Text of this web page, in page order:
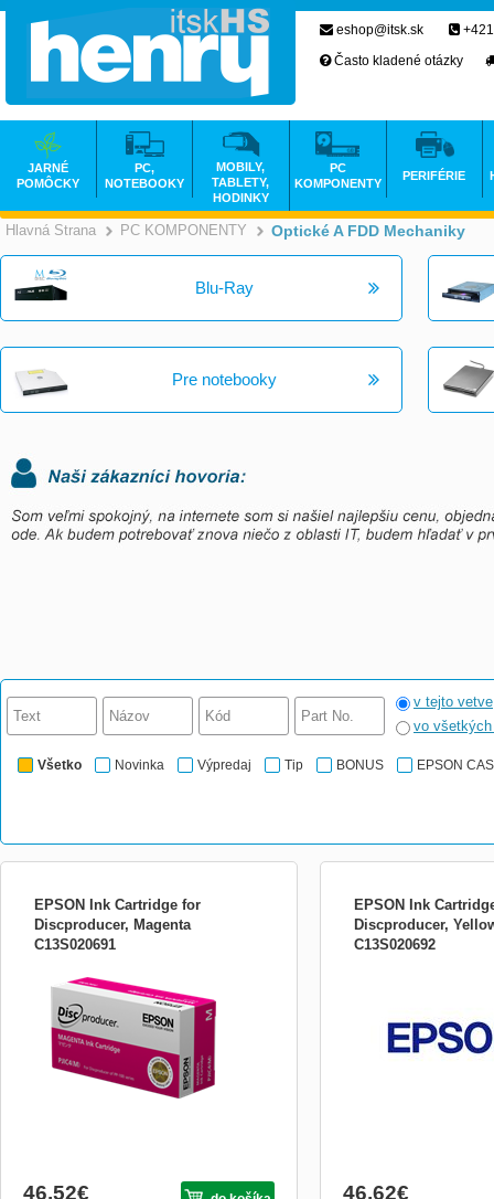
Hlavná Strana >
PC KOMPONENTY >
Optické A FDD Mechaniky
Blu-Ray
Pre notebooky
v tejto vetve
vo
Všetko Novinka Výpredaj Tip BONUS EPSON
EPSON Ink Cartridge for
Discproducer, Magenta
C13S020691
46.52€
EPSON Ink
Discproducer,
C13S020692
46.62€
eshop@itsk.sk
Často kladené otázky
JARNÉ
POMÔCKY
PC,
NOTEBOOKY
MOBILY,
TABLETY,
HODINKY
PC
KOMPONENTY
PERIFÉRIE